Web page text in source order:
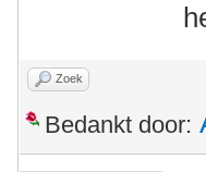
Zoek
Bedankt door: